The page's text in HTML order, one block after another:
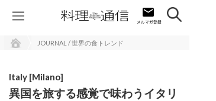
JOURNAL / 世界の食トレンド
Italy [Milano]
異国を旅する感覚で味わうイタリ